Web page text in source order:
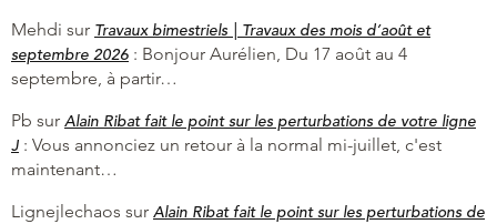
Mehdi sur Travaux bimestriels | Travaux des mois d’août et
septembre 2026 : Bonjour Aurélien, Du 17 août au 4
septembre, à partir…
Pb sur Alain Ribat fait le point sur les perturbations de votre ligne
J : Vous annonciez un retour à la normal mi-juillet, c'est
maintenant…
Lignejlechaos sur Alain Ribat fait le point sur les perturbations de